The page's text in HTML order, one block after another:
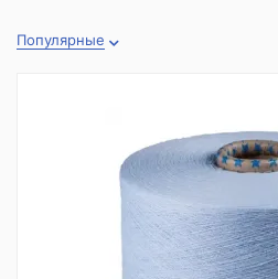
Популярные